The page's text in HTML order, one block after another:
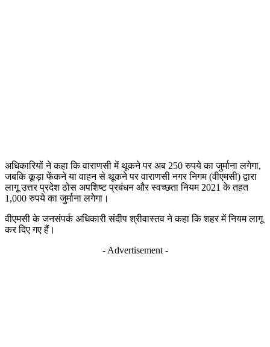
अधिकारियों ने कहा कि वाराणसी में थूकने पर अब 250 रुपये का जुर्माना लगेगा,
जबकि कूड़ा फेंकने या वाहन से थूकने पर वाराणसी नगर निगम (वीएमसी) द्वारा
लागू उत्तर प्रदेश ठोस अपशिष्ट प्रबंधन और स्वच्छता नियम 2021 के तहत
1,000 रुपये का जुर्माना लगेगा।
वीएमसी के जनसंपर्क अधिकारी संदीप श्रीवास्तव ने कहा कि शहर में नियम लागू
कर दिए गए हैं।
- Advertisement -